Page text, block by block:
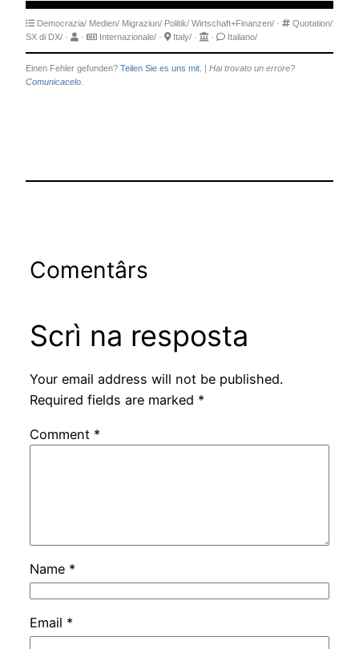
Democrazia/ Medien/ Migraziun/ Politik/ Wirtschaft+Finanzen/ ·
Quotation/
SX di DX/ · · Internazionale/ · Italy/ · · Italiano/
Einen Fehler gefunden? Teilen Sie es uns mit. | Hai trovato un errore?
Comunicacelo.
Comentârs
Scrì na resposta
Your email address will not be published.
Required fields are marked *
Comment *
Name *
Email *